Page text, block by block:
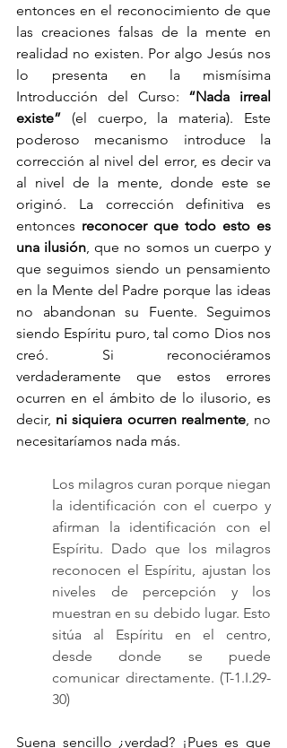
entonces en el reconocimiento de que
las creaciones falsas de la mente en
realidad no existen. Por algo Jesús nos
lo presenta en la mismísima
Introducción del Curso: “Nada irreal
existe” (el cuerpo, la materia). Este
poderoso mecanismo introduce la
corrección al nivel del error, es decir va
al nivel de la mente, donde este se
originó. La corrección definitiva es
entonces reconocer que todo esto es
una ilusión, que no somos un cuerpo y
que seguimos siendo un pensamiento
en la Mente del Padre porque las ideas
no abandonan su Fuente. Seguimos
siendo Espíritu puro, tal como Dios nos
creó. Si reconociéramos
verdaderamente que estos errores
ocurren en el ámbito de lo ilusorio, es
decir, ni siquiera ocurren realmente, no
necesitaríamos nada más.
Los milagros curan porque niegan
la identificación con el cuerpo y
afirman la identificación con el
Espíritu. Dado que los milagros
reconocen el Espíritu, ajustan los
niveles de percepción y los
muestran en su debido lugar. Esto
sitúa al Espíritu en el centro,
desde donde se puede
comunicar directamente. (T-1.I.29-
30)
Suena sencillo ¿verdad? ¡Pues es que